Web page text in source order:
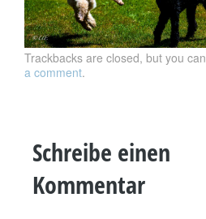
Trackbacks are closed, but you can
a comment.
Schreibe einen
Kommentar